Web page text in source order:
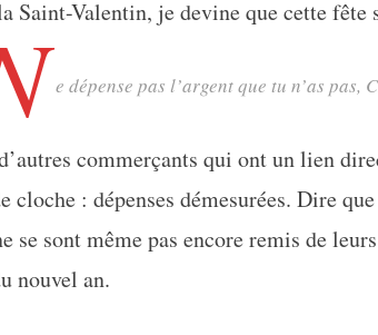
Saint-Valentin, je devine que cette fête
e dépense pas l’argent que tu n’as
commerçants qui ont un lien
cloche : dépenses démesurées. Dire
se sont même pas encore remis de
nouvel an.